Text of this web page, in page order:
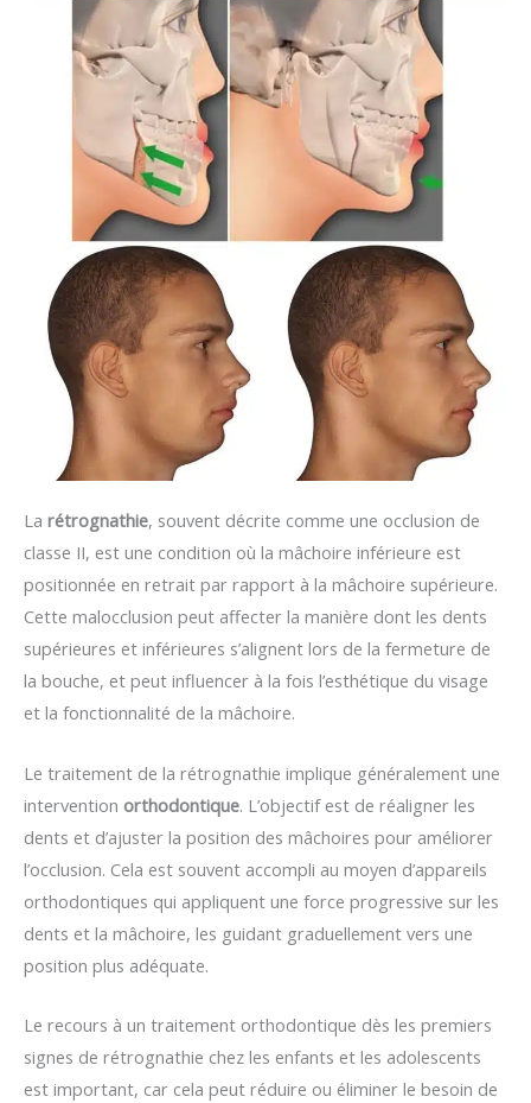
La rétrognathie, souvent décrite comme une occlusion de
classe II, est une condition où la mâchoire inférieure est
positionnée en retrait par rapport à la mâchoire supérieure.
Cette malocclusion peut affecter la manière dont les dents
supérieures et inférieures s’alignent lors de la fermeture de
la bouche, et peut influencer à la fois l’esthétique du visage
et la fonctionnalité de la mâchoire.
Le traitement de la rétrognathie implique généralement une
intervention orthodontique. L’objectif est de réaligner les
dents et d’ajuster la position des mâchoires pour améliorer
l’occlusion. Cela est souvent accompli au moyen d’appareils
orthodontiques qui appliquent une force progressive sur les
dents et la mâchoire, les guidant graduellement vers une
position plus adéquate.
Le recours à un traitement orthodontique dès les premiers
signes de rétrognathie chez les enfants et les adolescents
est important, car cela peut réduire ou éliminer le besoin de